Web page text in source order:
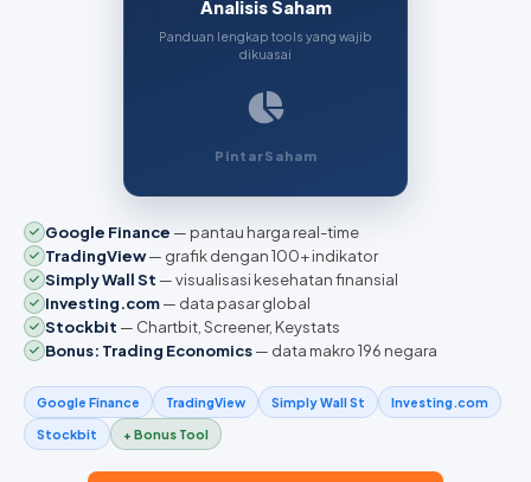
Analisis Saham
Panduan lengkap tools yang wajib
dikuasai
PintarSaham
Google Finance — pantau harga real-time
TradingView— grafik dengan 100+ indikator
Simply Wall St — visualisasi kesehatan finansial
Investing.com— data pasar global
Stockbit — Chartbit, Screener, Keystats
Bonus: Trading Economics— data makro 196 negara
Google Finance TradingView Simply Wall St Investing.com
Stockbit + Bonus Tool